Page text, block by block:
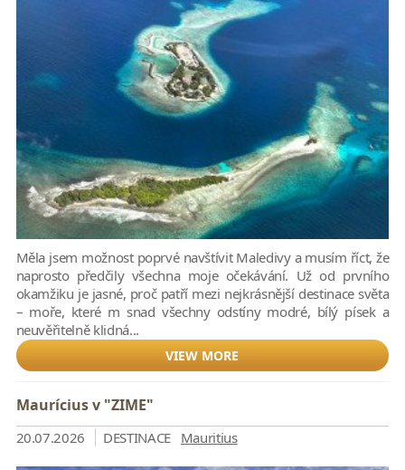
Měla jsem možnost poprvé navštívit Maledivy a musím říct, že
naprosto předčily všechna moje očekávání. Už od prvního
okamžiku je jasné, proč patří mezi nejkrásnější destinace světa
– moře, které m snad všechny odstíny modré, bílý písek a
neuvěřitelně klidná...
VIEW MORE
Maurícius v "ZIME"
20.07.2026 DESTINACE Mauritius